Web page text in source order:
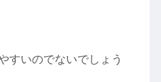
すいのでないでしょう